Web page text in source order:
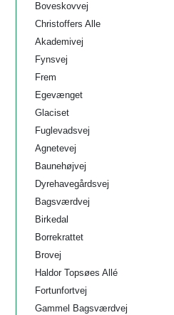
Boveskovvej
Christoffers Alle
Akademivej
Fynsvej
Frem
Egevænget
Glaciset
Fuglevadsvej
Agnetevej
Baunehøjvej
Dyrehavegårdsvej
Bagsværdvej
Birkedal
Borrekrattet
Brovej
Haldor Topsøes Allé
Fortunfortvej
Gammel Bagsværdvej